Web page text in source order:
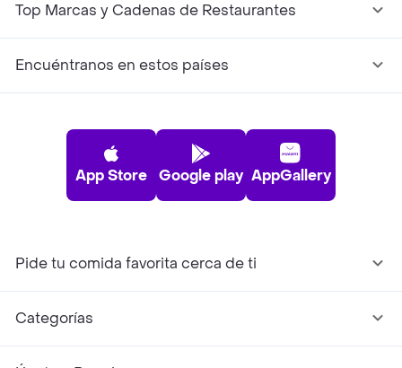
Top Marcas y Cadenas de Restaurantes
Encuéntranos en estos países
App Store Google play AppGallery
Pide tu comida favorita cerca de ti
Categorías